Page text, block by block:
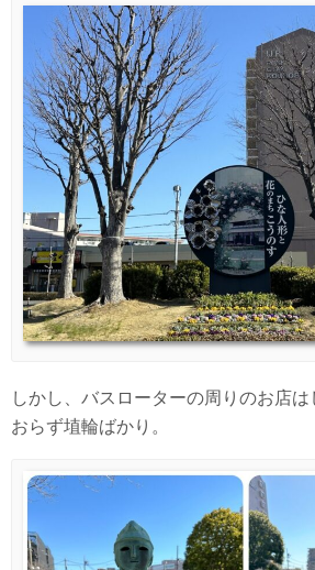
しかし、バスローターの周りのお店
おらず埴輪ばかり。